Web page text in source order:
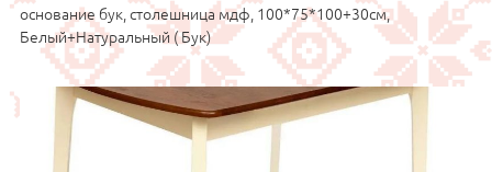
основание бук, столешница мдф, 100*75*100+30см,
Белый+Натуральный ( Бук)